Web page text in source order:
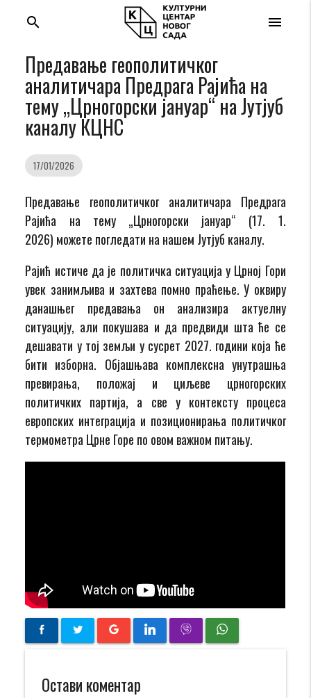
menu
search
Предавање геополитичког
аналитичара Предрага Рајића на
тему „Црногорски јануар“ на Јутјуб
каналу КЦНС
17/01/2026
Предавање геополитичког аналитичара Предрага
Рајића на тему „Црногорски јануар“ (17. 1.
2026) можете погледати на нашем Јутјуб каналу.
Рајић истиче да је политичка ситуација у Црној Гори
увек занимљива и захтева помно праћење. У оквиру
данашњег предавања он анализира актуелну
ситуацију, али покушава и да предвиди шта ће се
дешавати у тој земљи у сусрет 2027. години која ће
бити изборна. Објашњава комплексна унутрашња
превирања, положај и циљеве црногорских
политичких партија, а све у контексту процеса
европских интеграција и позиционирања политичког
термометра Црне Горе по овом важном питању.
Остави коментар